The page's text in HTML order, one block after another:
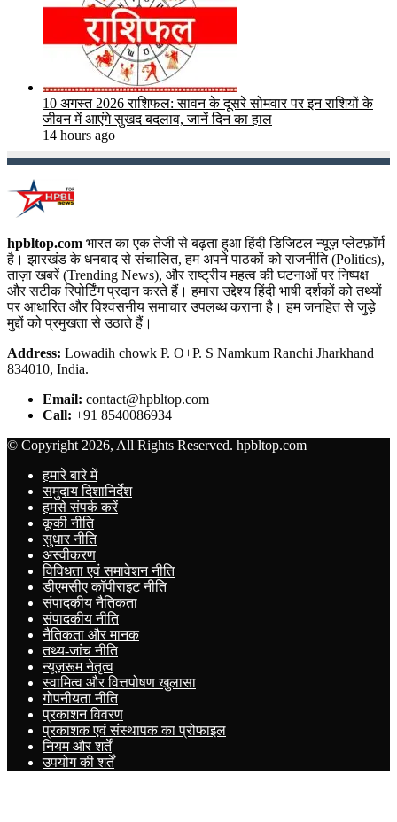
10 अगस्त 2026 राशिफल: सावन के दूसरे सोमवार पर इन राशियों के
जीवन में आएंगे सुखद बदलाव, जानें दिन का हाल
14 hours ago
hpbltop.com भारत का एक तेजी से बढ़ता हुआ हिंदी डिजिटल न्यूज़ प्लेटफ़ॉर्म
है। झारखंड के धनबाद से संचालित, हम अपने पाठकों को राजनीति (Politics),
ताज़ा खबरें (Trending News), और राष्ट्रीय महत्व की घटनाओं पर निष्पक्ष
और सटीक रिपोर्टिंग प्रदान करते हैं। हमारा उद्देश्य हिंदी भाषी दर्शकों को तथ्यों
पर आधारित और विश्वसनीय समाचार उपलब्ध कराना है। हम जनहित से जुड़े
मुद्दों को प्रमुखता से उठाते हैं।
Address: Lowadih chowk P. O+P. S Namkum Ranchi Jharkhand
834010, India.
Email: contact@hpbltop.com
Call: +91 8540086934
© Copyright 2026, All Rights Reserved. hpbltop.com
हमारे बारे में
समुदाय दिशानिर्देश
हमसे संपर्क करें
कूकी नीति
सुधार नीति
अस्वीकरण
विविधता एवं समावेशन नीति
डीएमसीए कॉपीराइट नीति
संपादकीय नैतिकता
संपादकीय नीति
नैतिकता और मानक
तथ्य-जांच नीति
न्यूज़रूम नेतृत्व
स्वामित्व और वित्तपोषण खुलासा
गोपनीयता नीति
प्रकाशन विवरण
प्रकाशक एवं संस्थापक का प्रोफाइल
नियम और शर्तें
उपयोग की शर्तें